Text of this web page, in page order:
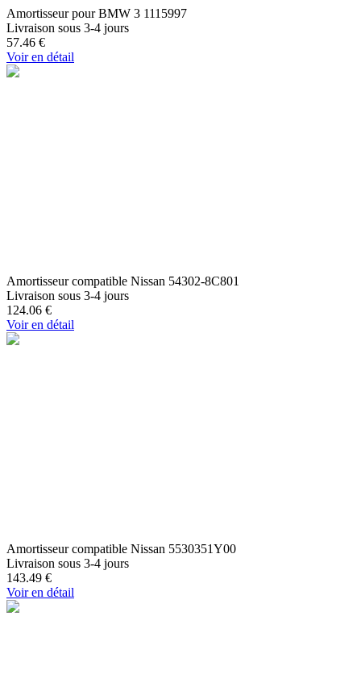
Amortisseur pour BMW 3 1115997
Livraison sous 3-4 jours
57.46 €
Voir en détail
Amortisseur compatible Nissan 54302-8C801
Livraison sous 3-4 jours
124.06 €
Voir en détail
Amortisseur compatible Nissan 5530351Y00
Livraison sous 3-4 jours
143.49 €
Voir en détail